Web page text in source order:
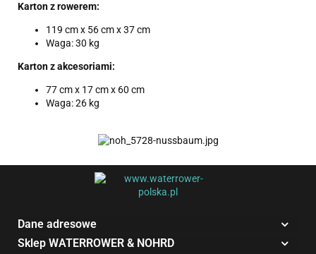
Karton z rowerem:
119 cm x 56 cm x 37 cm
Waga: 30 kg
Karton z akcesoriami:
77 cm x 17 cm x 60 cm
Waga: 26 kg
Dane adresowe
Sklep WATERROWER & NOHRD